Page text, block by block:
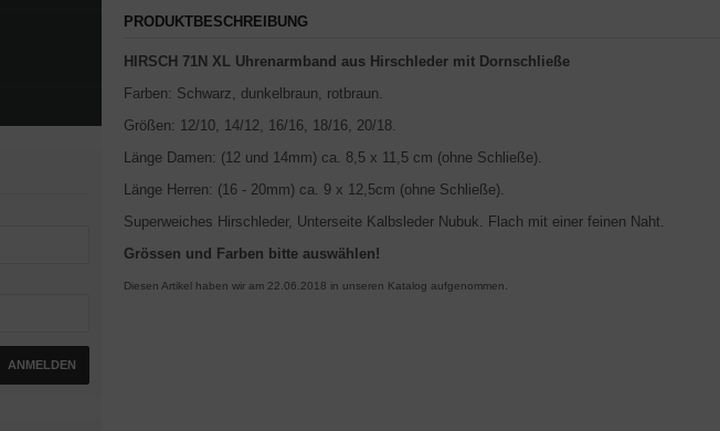
PRODUKTBESCHREIBUNG
HIRSCH 71N XL Uhrenarmband aus Hirschleder mit Dornschließe
Farben: Schwarz, dunkelbraun, rotbraun.
Größen: 12/10, 14/12, 16/16, 18/16, 20/18.
Länge Damen: (12 und 14mm) ca. 8,5 x 11,5 cm (ohne Schließe).
Länge Herren: (16 - 20mm) ca. 9 x 12,5cm (ohne Schließe).
Superweiches Hirschleder, Unterseite Kalbsleder Nubuk. Flach mit einer feinen Naht.
Grössen und Farben bitte auswählen!
Diesen Artikel haben wir am 22.06.2018 in unseren Katalog aufgenommen.
ANMELDEN